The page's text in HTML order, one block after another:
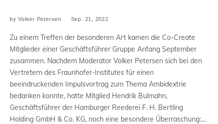
byVolker Petersen Sep. 21, 2022
Zu einem Treffen der besonderen Art kamen die Co-Create
Mitglieder einer Geschäftsführer Gruppe Anfang September
zusammen. Nachdem Moderator Volker Petersen sich bei den
Vertretern des Fraunhofer-Institutes für einen
beeindruckenden Impulsvortrag zum Thema Ambidextrie
bedanken konnte, hatte Mitglied Hendrik Bulmahn,
Geschäftsführer der Hamburger Reederei F. H. Bertling
Holding GmbH & Co. KG, noch eine besondere Überraschung:…